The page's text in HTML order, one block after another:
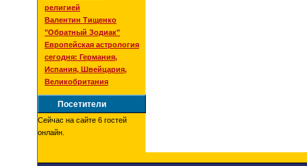
религией
Валентин Тищенко
"Обратный Зодиак"
Европейская астрология
сегодня: Германия,
Испания, Швейцария,
Великобритания
Посетители
Сейчас на сайте 6 гостей
онлайн.